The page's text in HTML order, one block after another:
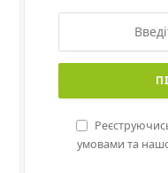
умовами та